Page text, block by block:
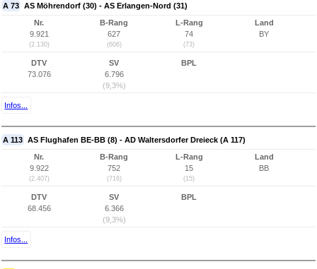
A 73 AS Möhrendorf (30) - AS Erlangen-Nord (31)
Nr.
9.921
(2.130)
B-Rang
627
(606)
L-Rang
74
(73)
Land
BY
DTV
73.076
SV
6.796
(9,3%)
BPL
Infos...
A 113 AS Flughafen BE-BB (8) - AD Waltersdorfer Dreieck (A 117)
Nr.
9.922
(2.407)
B-Rang
752
(716)
L-Rang
15
(15)
Land
BB
DTV
68.456
SV
6.366
(9,3%)
BPL
Infos...